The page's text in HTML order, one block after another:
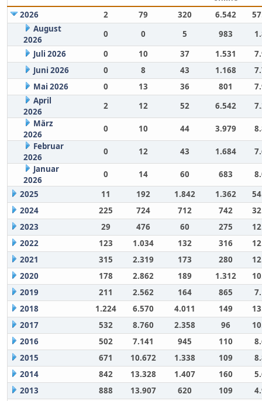
2026
2 79 320 6.542
August
2026
0 0 5 983
Juli 2026
0 10 37 1.531
Juni 2026
0 8 43 1.168
Mai 2026
0 13 36 801
April
2026
2 12 52 6.542
März
2026
0 10 44 3.979
Februar
2026
0 12 43 1.684
Januar
2026
0 14 60 683
2025
11 192 1.842 1.362
2024
225 724 712 742
2023
29 476 60 275
2022
123 1.034 132 316
2021
315 2.319 173 280
2020
178 2.862 189 1.312
2019
211 2.562 164 865
2018
1.224 6.570 4.011 149
2017
532 8.760 2.358 96
2016
502 7.141 945 110
2015
671 10.672 1.338 109
2014
842 13.328 1.407 160
2013
888 13.907 620 109